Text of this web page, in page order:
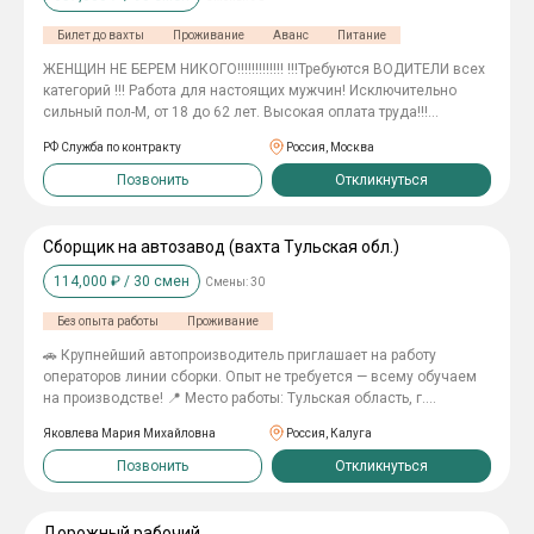
Билет до вахты Проживание Аванс Питание
ЖЕНЩИН НЕ БЕРЕМ НИКОГО!!!!!!!!!!!!! !!!Требуются ВОДИТЕЛИ всех
категорий !!! Работа для настоящих мужчин! Исключительно
сильный пол-М, от 18 до 62 лет. Высокая оплата труда!!!
одежду выдаем. -Проживанием и питанием обеспечиваем.
-Покупаем билеты из любого города до нас до места
оформления. Оставляйте свой отклик и контактный номер
время!
РФ Служба по контракту Россия, Москва
Позвонить Откликнуться
Сборщик на автозавод (вахта Тульская обл.)
114,000 ₽ / 30 смен Смены:30
Без опыта работы Проживание
🚗 Крупнейший автопроизводитель приглашает на работу
операторов линии сборки. Опыт не требуется — всему обучаем
на производстве! 📍 Место работы: Тульская область, г.
от 135 400 ₽. ₽ Ставка — 475 ₽/час 5 225 ₽ за 11-часовую смену
3 800 ₽ за 8-часовую смену Переработки — 700 ₽/час Выплаты
15 и 30 числа без задержек Еженедельный аванс — до 3 000 ₽
чередуются неделя через неделю: 🌞 08:30–20:20 🌙 17:20–
Яковлева Мария Михайловна Россия, Калуга
Позвонить Откликнуться